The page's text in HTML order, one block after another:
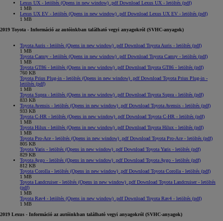
Lexus UX - letöltés (Opens in new window) .pdfDownload Lexus UX - letöltés (pdf)
1 MB
Lexus UX EV - letöltés (Opens in new window) .pdfDownload Lexus UX EV - letöltés (pdf)
1 MB
2019 Toyota - Információ az autóinkban található vegyi anyagokról (SVHC-anyagok)
Toyota Auris - letöltés (Opens in new window) .pdfDownload Toyota Auris - letöltés (pdf)
1 MB
Toyota Camry - letöltés (Opens in new window) .pdfDownload Toyota Camry - letöltés (pdf)
1 MB
Toyota GT86 - letöltés (Opens in new window) .pdfDownload Toyota GT86 - letöltés (pdf)
760 KB
Toyota Prius Plug-in - letöltés (Opens in new window) .pdfDownload Toyota Prius Plug-in -
letöltés (pdf)
1 MB
Toyota Supra - letöltés (Opens in new window) .pdfDownload Toyota Supra - letöltés (pdf)
833 KB
Toyota Avensis - letöltés (Opens in new window) .pdfDownload Toyota Avensis - letöltés (pdf)
933 KB
Toyota C-HR - letöltés (Opens in new window) .pdfDownload Toyota C-HR - letöltés (pdf)
1 MB
Toyota Hilux - letöltés (Opens in new window) .pdfDownload Toyota Hilux - letöltés (pdf)
1 MB
Toyota Pro-Ace - letöltés (Opens in new window) .pdfDownload Toyota Pro-Ace - letöltés (pdf)
805 KB
Toyota Yaris - letöltés (Opens in new window) .pdfDownload Toyota Yaris - letöltés (pdf)
829 KB
Toyota Aygo - letöltés (Opens in new window) .pdfDownload Toyota Aygo - letöltés (pdf)
812 KB
Toyota Corolla - letöltés (Opens in new window) .pdfDownload Toyota Corolla - letöltés (pdf)
1 MB
Toyota Landcruiser - letöltés (Opens in new window) .pdfDownload Toyota Landcruiser - letöltés
(pdf)
1 MB
Toyota Rav4 - letöltés (Opens in new window) .pdfDownload Toyota Rav4 - letöltés (pdf)
1 MB
2019 Lexus - Információ az autóinkban található vegyi anyagokról (SVHC-anyagok)